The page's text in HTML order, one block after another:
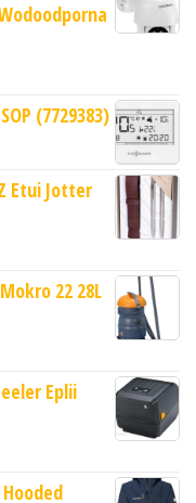
(7729383)
Etui Jotter
22 28L
Eplii